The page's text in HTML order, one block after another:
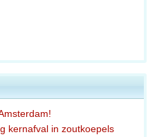
kernafval in zoutkoepels